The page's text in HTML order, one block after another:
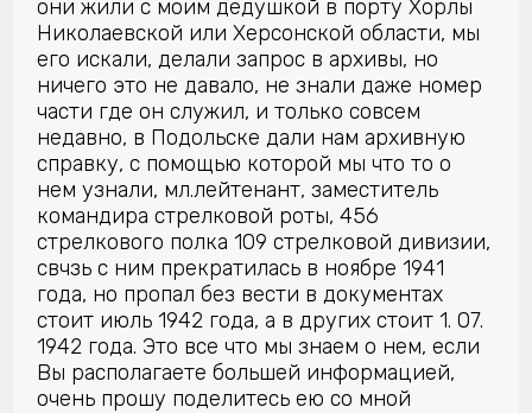
они жили с моим дедушкой в порту Хорлы
Николаевской или Херсонской области, мы
его искали, делали запрос в архивы, но
ничего это не давало, не знали даже номер
части где он служил, и только совсем
недавно, в Подольске дали нам архивную
справку, с помощью которой мы что то о
нем узнали, мл.лейтенант, заместитель
командира стрелковой роты, 456
стрелкового полка 109 стрелковой дивизии,
свчзь с ним прекратилась в ноябре 1941
года, но пропал без вести в документах
стоит июль 1942 года, а в других стоит 1. 07.
1942 года. Это все что мы знаем о нем, если
Вы располагаете большей информацией,
очень прошу поделитесь ею со мной